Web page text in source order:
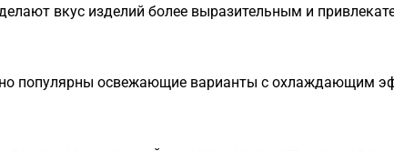
вкус изделий более выразительным и
популярны освежающие варианты с охлаждающим